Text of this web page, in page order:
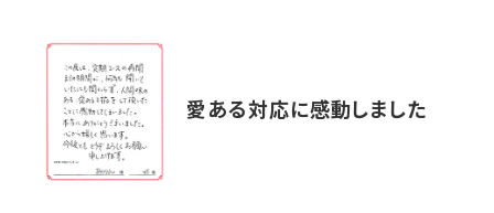
愛ある対応に感動しました